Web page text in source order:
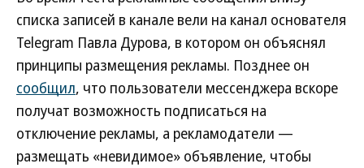
списка записей в канале вели на канал основателя
Telegram Павла Дурова, в котором он объяснял
принципы размещения рекламы. Позднее он
сообщил, что пользователи мессенджера вскоре
получат возможность подписаться на
отключение рекламы, а рекламодатели —
размещать «невидимое» объявление, чтобы